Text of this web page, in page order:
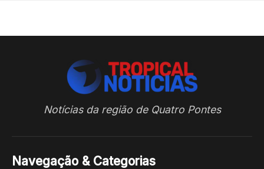
Notícias da região de Quatro Pontes
Navegação & Categorias